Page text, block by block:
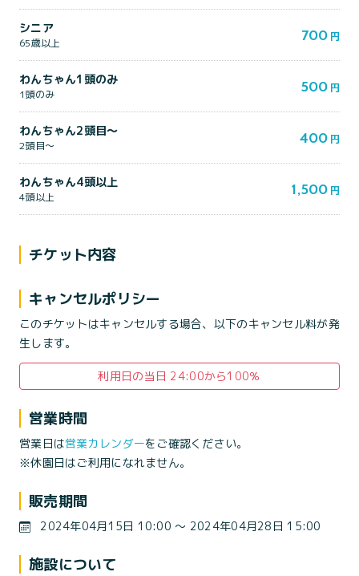
シニア
65歳以上 700 円
わんちゃん1頭のみ
1頭のみ 500 円
わんちゃん2頭目～
2頭目～ 400 円
わんちゃん4頭以上
4頭以上 1,500 円
チケット内容
キャンセルポリシー
このチケットはキャンセルする場合、以下のキャンセル料が発
生します。
利用日の当日 24:00から100％
営業時間
営業日は営業カレンダーをご確認ください。
※休園日はご利用になれません。
販売期間
2024年04月15日 10:00 〜 2024年04月28日 15:00
施設について